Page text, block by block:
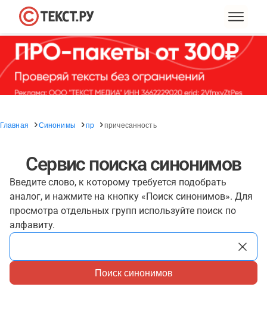
Главная Синонимы пр причесанность
Сервис поиска синонимов
Введите слово, к которому требуется подобрать
аналог, и нажмите на кнопку «Поиск синонимов». Для
просмотра отдельных групп используйте поиск по
алфавиту.
Поиск синонимов